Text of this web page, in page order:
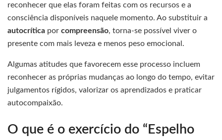
reconhecer que elas foram feitas com os recursos e a
consciência disponíveis naquele momento. Ao substituir a
autocrítica por compreensão, torna-se possível viver o
presente com mais leveza e menos peso emocional.
Algumas atitudes que favorecem esse processo incluem
reconhecer as próprias mudanças ao longo do tempo, evitar
julgamentos rígidos, valorizar os aprendizados e praticar
autocompaixão.
O que é o exercício do “Espelho